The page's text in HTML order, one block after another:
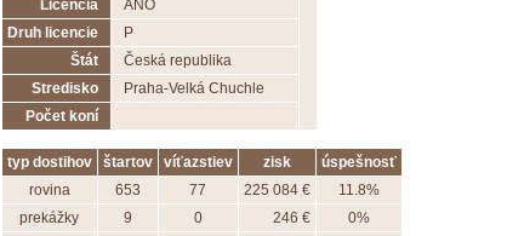
Licencia
ÁNO
Druh licencie
P
Štát
Česká republika
Stredisko
Praha-Velká Chuchle
Počet koní
typ dostihov štartov víťazstiev zisk
úspešnosť
rovina
653 77 225 084 €
11.8%
prekážky
9 0 246 €
0%